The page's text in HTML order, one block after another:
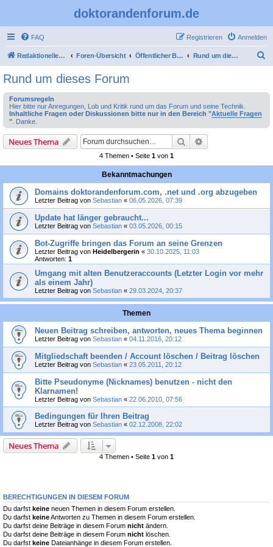
doktorandenforum.de
FAQ Anmelden
Registrieren
Redaktioneller Teil Foren-Übersicht Öffentlicher Bereich Rund um dieses Forum
Rund um dieses Forum
Forumsregeln
Hier bitte nur Anregungen, Lob und Kritik rund um das Forum und seine Technik.
Inhaltliche Fragen oder Diskussionen bitte nur in den Bereich "Aktuelle Fragen
" . Danke.
Neues Thema Suche
4 Themen • Seite 1 von 1
Bekanntmachungen
Domains doktorandenforum.com, .net und .org abzugeben
Letzter Beitrag von Sebastian « 06.05.2026, 07:39
Update hat länger gebraucht...
Letzter Beitrag von Sebastian « 03.05.2026, 00:15
Bot-Zugriffe bringen das Forum an seine Grenzen
Letzter Beitrag von Heidelbergerin « 30.10.2025, 11:03
Antworten: 1
Umgang mit alten Benutzeraccounts (Letzter Login vor mehr
als einem Jahr)
Letzter Beitrag von Sebastian « 29.03.2024, 20:37
Themen
Neuen Beitrag schreiben, antworten, neues Thema beginnen
Letzter Beitrag von Sebastian « 04.11.2016, 20:12
Mitgliedschaft beenden / Account löschen / Beitrag löschen
Letzter Beitrag von Sebastian « 23.05.2011, 20:12
Bitte Pseudonyme (Nicknames) benutzen - nicht den
Klarnamen!
Letzter Beitrag von Sebastian « 22.06.2010, 07:56
Bedingungen für Ihren Beitrag
Letzter Beitrag von Sebastian « 02.12.2008, 22:02
Neues Thema
4 Themen • Seite 1 von 1
BERECHTIGUNGEN IN DIESEM FORUM
Du darfst keine neuen Themen in diesem Forum erstellen.
Du darfst keineAntworten zu Themen in diesem Forum erstellen.
Du darfst deine Beiträge in diesem Forum nicht ändern.
Du darfst deine Beiträge in diesem Forum nicht löschen.
Du darfst keine Dateianhänge in diesem Forum erstellen.